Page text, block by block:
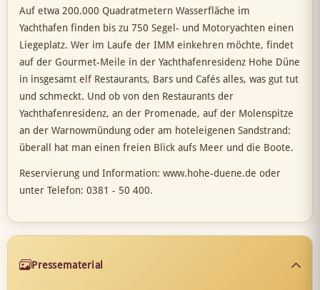
Auf etwa 200.000 Quadratmetern Wasserfläche im
Yachthafen finden bis zu 750 Segel- und Motoryachten einen
Liegeplatz. Wer im Laufe der IMM einkehren möchte, findet
auf der Gourmet-Meile in der Yachthafenresidenz Hohe Düne
in insgesamt elf Restaurants, Bars und Cafés alles, was gut tut
und schmeckt. Und ob von den Restaurants der
Yachthafenresidenz, an der Promenade, auf der Molenspitze
an der Warnowmündung oder am hoteleigenen Sandstrand:
überall hat man einen freien Blick aufs Meer und die Boote.
Reservierung und Information: www.hohe-duene.de oder
unter Telefon: 0381 - 50 400.
Pressematerial